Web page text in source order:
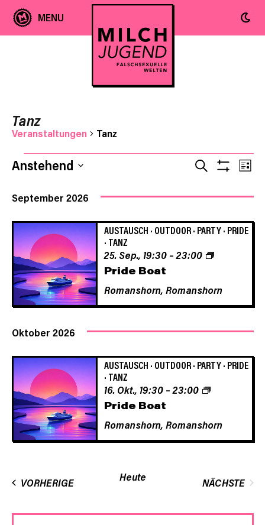
Tanz
Veranstaltungen Tanz
Veranstaltungen
Suche
und
SUCHE
Anstehend
wählen.
September 2026
AUSTAUSCH · OUTDOOR· PARTY· PRIDE
· TANZ
Pride Boat
25. Sep., 19:30–23:00
Romanshorn, Romanshorn
Oktober 2026
AUSTAUSCH · OUTDOOR· PARTY· PRIDE
· TANZ
Pride Boat
16. Okt., 19:30–23:00
Romanshorn, Romanshorn
VORHERIGEVERANSTALTUNGEN
Heute
NÄCHSTE